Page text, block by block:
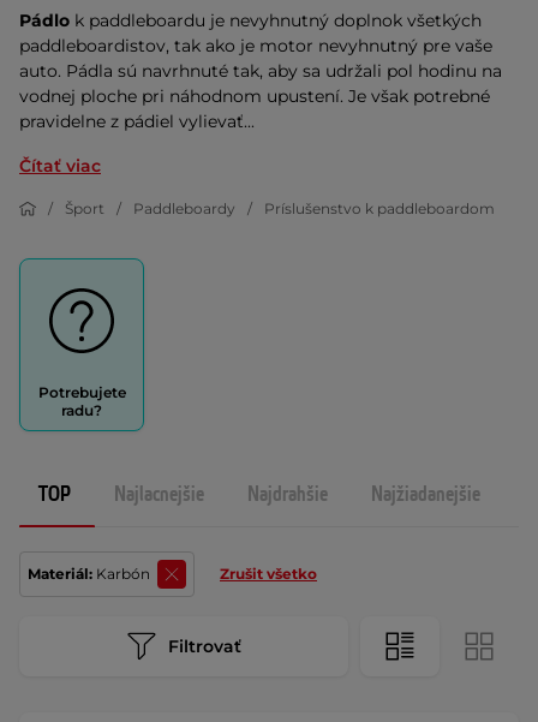
Pádlo k paddleboardu je nevyhnutný doplnok všetkých
paddleboardistov, tak ako je motor nevyhnutný pre vaše
auto. Pádla sú navrhnuté tak, aby sa udržali pol hodinu na
vodnej ploche pri náhodnom upustení. Je však potrebné
pravidelne z pádiel vylievať...
Čítať viac
Šport Paddleboardy Príslušenstvo k paddleboardom
Potrebujete
radu?
TOP Najlacnejšie Najdrahšie Najžiadanejšie
Materiál: Karbón Zrušit všetko
Filtrovať